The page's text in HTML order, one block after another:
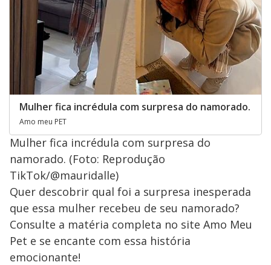
Mulher fica incrédula com surpresa do namorado.
Amo meu PET
Mulher fica incrédula com surpresa do
namorado. (Foto: Reprodução
TikTok/@mauridalle)
Quer descobrir qual foi a surpresa inesperada
que essa mulher recebeu de seu namorado?
Consulte a matéria completa no site Amo Meu
Pet e se encante com essa história
emocionante!